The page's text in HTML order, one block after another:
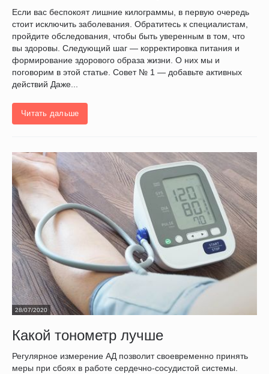
Если вас беспокоят лишние килограммы, в первую очередь
стоит исключить заболевания. Обратитесь к специалистам,
пройдите обследования, чтобы быть уверенным в том, что
вы здоровы. Следующий шаг — корректировка питания и
формирование здорового образа жизни. О них мы и
поговорим в этой статье. Совет № 1 — добавьте активных
действий Даже...
Читать дальше
28/07/2020
Какой тонометр лучше
Регулярное измерение АД позволит своевременно принять
меры при сбоях в работе сердечно-сосудистой системы.